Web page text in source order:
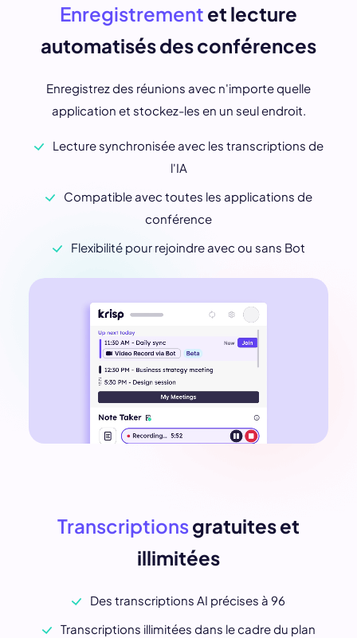
Enregistrement et lecture
automatisés des conférences
Enregistrez des réunions avec n'importe quelle
application et stockez-les en un seul endroit.
Lecture synchronisée avec les transcriptions de
l'IA
Compatible avec toutes les applications de
conférence
Flexibilité pour rejoindre avec ou sans Bot
Transcriptionsgratuites et
illimitées
Des transcriptions AI précises à 96
Transcriptions illimitées dans le cadre du plan